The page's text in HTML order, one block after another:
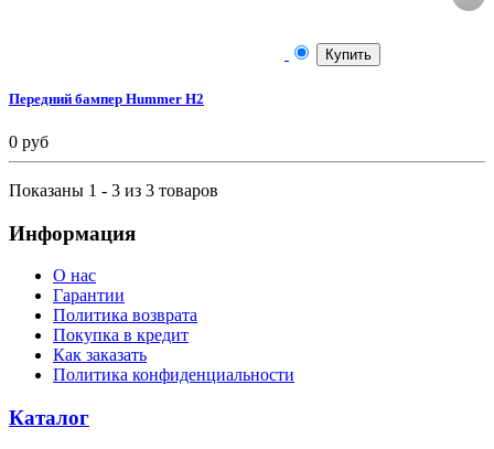
Купить
Передний бампер Hummer H2
0 руб
Показаны 1 - 3 из 3 товаров
Информация
О нас
Гарантии
Политика возврата
Покупка в кредит
Как заказать
Политика конфиденциальности
Каталог